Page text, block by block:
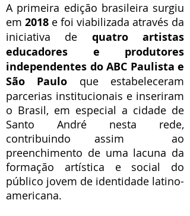
A primeira edição brasileira surgiu
em 2018 e foi viabilizada através da
iniciativa de quatro artistas
educadores e produtores
independentes do ABC Paulista e
São Paulo que estabeleceram
parcerias institucionais e inseriram
o Brasil, em especial a cidade de
Santo André nesta rede,
contribuindo assim ao
preenchimento de uma lacuna da
formação artística e social do
público jovem de identidade latino-
americana.